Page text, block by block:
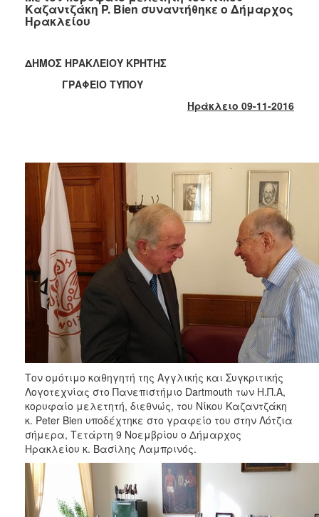
2021
2019
2018
2013
2012
2011
2010
2006
ΔΗΜΟΤΗΣ
ΕΠΙΣΚΕΠΤΗΣ
ΗΡΑΚΛΕΙΟ
Καζαντζάκη P. Bien συναντήθηκε ο Δήμαρχος
Ηρακλείου
ΔΗΜΟΣ ΗΡΑΚΛΕΙΟΥ ΚΡΗΤΗΣ
ΓΡΑΦΕΙΟ ΤΥΠΟΥ
Ηράκλειο 09-11-2016
Τον ομότιμο καθηγητή της Αγγλικής και Συγκριτικής
Λογοτεχνίας στο Πανεπιστήμιο Dartmouth των Η.Π.Α,
κορυφαίο μελετητή, διεθνώς, του Νίκου Καζαντζάκη
κ. Peter Bien υποδέχτηκε στο γραφείο του στην Λότζια
σήμερα, Τετάρτη 9 Νοεμβρίου ο Δήμαρχος
Ηρακλείου κ. Βασίλης Λαμπρινός.